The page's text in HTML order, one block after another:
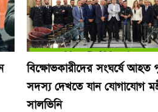
বিক্ষোভকারীদের সংঘর্ষে আহত
সদস্য দেখতে যান যোগাযোগ
সালভিনি